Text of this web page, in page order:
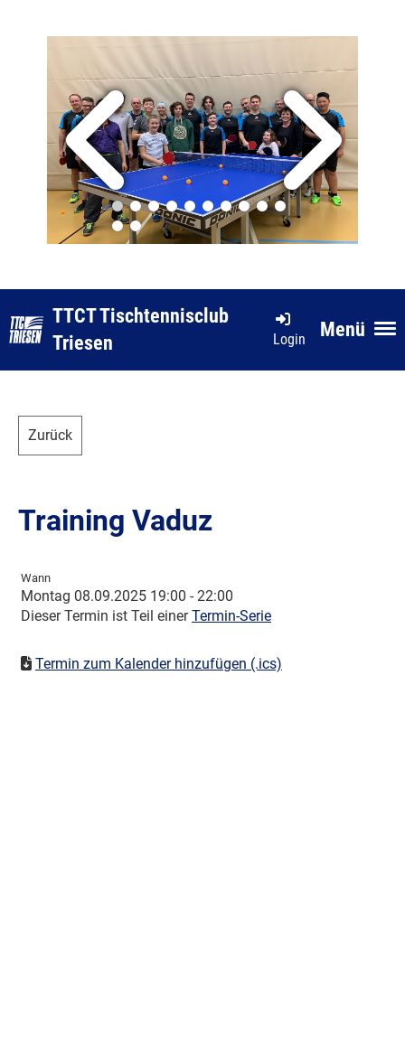
Menü
Login
TTCT Tischtennisclub
Triesen
Zurück
Training Vaduz
Wann
Montag 08.09.2025 19:00 - 22:00
Dieser Termin ist Teil einerTermin-Serie
Termin zum Kalender hinzufügen (.ics)